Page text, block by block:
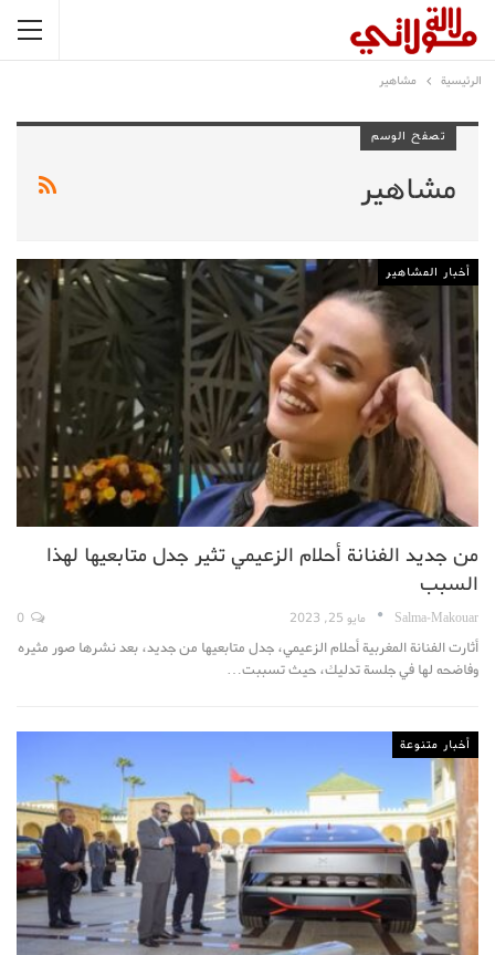
الرئيسية مشاهير
تصفح الوسم
مشاهير
أخبار المشاهير
من جديد الفنانة أحلام الزعيمي تثير جدل متابعيها لهذا
السبب
Salma-Makouar مايو 25, 2023
أثارت الفنانة المغربية أحلام الزعيمي، جدل متابعيها من جديد، بعد نشرها صور مثيره
وفاضحه لها في جلسة تدليك، حيث تسببت…
أخبار متنوعة